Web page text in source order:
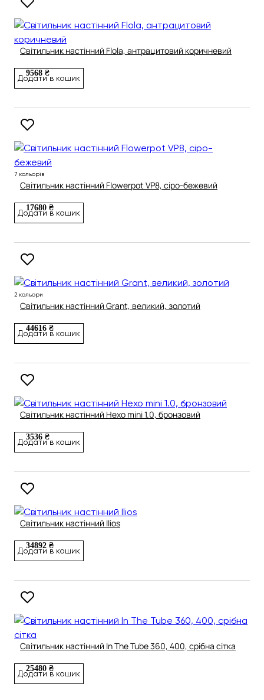
Світильник настінний Flola, антрацитовий коричневий
9568 ₴
Додати в кошик
7 кольорів
Світильник настінний Flowerpot VP8, сіро-бежевий
17680 ₴
Додати в кошик
2 кольори
Світильник настінний Grant, великий, золотий
44616 ₴
Додати в кошик
Світильник настінний Hexo mini 1.0, бронзовий
3536 ₴
Додати в кошик
Світильник настінний Ilios
34892 ₴
Додати в кошик
Світильник настінний In The Tube 360, 400, срібна сітка
25480 ₴
Додати в кошик